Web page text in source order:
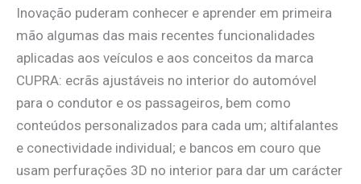
Inovação puderam conhecer e aprender em primeira
mão algumas das mais recentes funcionalidades
aplicadas aos veículos e aos conceitos da marca
CUPRA: ecrãs ajustáveis no interior do automóvel
para o condutor e os passageiros, bem como
conteúdos personalizados para cada um; altifalantes
e conectividade individual; e bancos em couro que
usam perfurações 3D no interior para dar um carácter